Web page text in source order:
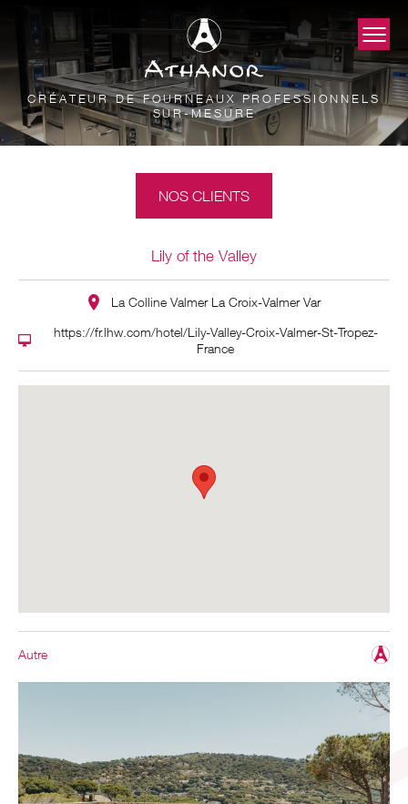
CRÉATEUR DE FOURNEAUX PROFESSIONNELS
SUR-MESURE
NOS CLIENTS
Lily of the Valley
La Colline Valmer La Croix-Valmer Var
https://fr.lhw.com/hotel/Lily-Valley-Croix-Valmer-St-Tropez-
France
Autre